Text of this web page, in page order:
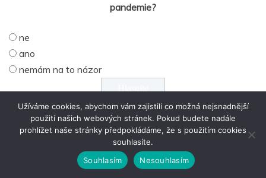
pandemie?
ne
ano
nemám na to názor
Zobrazit výsledky
Užíváme cookies, abychom vám zajistili co možná nejsnadnější
použití našich webových stránek. Pokud budete nadále
prohlížet naše stránky předpokládáme, že s použitím cookies
souhlasíte.
Souhlasím
Nesouhlasím